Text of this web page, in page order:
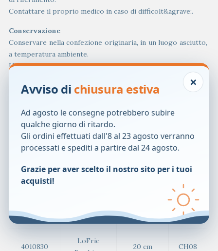
Contattare il proprio medico in caso di difficolt&agrave;.
Conservazione
Conservare nella confezione originaria, in un luogo asciutto,
a temperatura ambiente.
Utilizzare prima della data di scadenza riportata sulla
Validit&agrave; confezionamento integro: 42 mesi.
Formato
Scatola contenente 30 cateteri. Ogni catetere &egrave;
confezionato in blister singolo costituito da carta
plastificata, film di polipropilene (PP) e polietilene (PE).
Codice
prodotto
Lunghezza
4010630
Bambino
CH06
4010830
LoFric
20 cm CH08
×
Avviso di chiusura estiva
Ad agosto le consegne potrebbero subire
qualche giorno di ritardo.
Gli ordini effettuati dall'8 al 23 agosto verranno
processati e spediti a partire dal 24 agosto.
Grazie per aver scelto il nostro sito per i tuoi
acquisti!